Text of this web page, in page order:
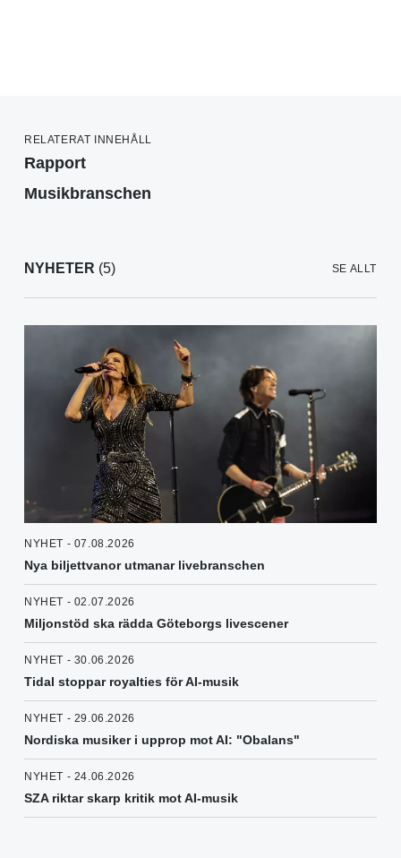
RELATERAT INNEHÅLL
Rapport
Musikbranschen
NYHETER (5) SE ALLT
NYHET - 07.08.2026
Nya biljettvanor utmanar livebranschen
NYHET - 02.07.2026
Miljonstöd ska rädda Göteborgs livescener
NYHET - 30.06.2026
Tidal stoppar royalties för AI-musik
NYHET - 29.06.2026
Nordiska musiker i upprop mot AI: "Obalans"
NYHET - 24.06.2026
SZA riktar skarp kritik mot AI-musik